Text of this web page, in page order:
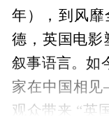
年），到风靡
德，英国电影
叙事语言。如
家在中国相
观众带来 “英